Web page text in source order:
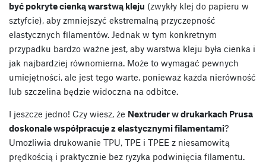
być pokryte cienką warstwą kleju (zwykły klej do papieru w
sztyfcie), aby zmniejszyć ekstremalną przyczepność
elastycznych filamentów. Jednak w tym konkretnym
przypadku bardzo ważne jest, aby warstwa kleju była cienka i
jak najbardziej równomierna. Może to wymagać pewnych
umiejętności, ale jest tego warte, ponieważ każda nierówność
lub szczelina będzie widoczna na odbitce.
I jeszcze jedno! Czy wiesz, że Nextruder w drukarkach Prusa
doskonale współpracuje z elastycznymi filamentami?
Umożliwia drukowanie TPU, TPE i TPEE z niesamowitą
prędkością i praktycznie bez ryzyka podwinięcia filamentu.